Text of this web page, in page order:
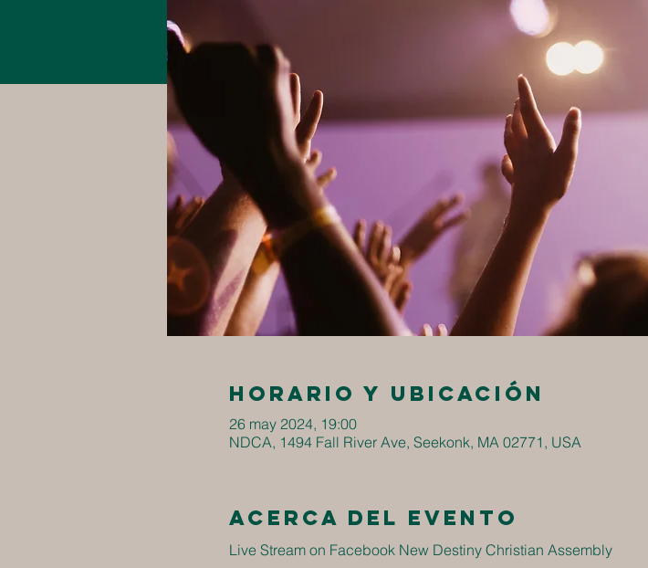
Horario y ubicación
26 may 2024, 19:00
NDCA, 1494 Fall River Ave, Seekonk, MA 02771, USA
Acerca del evento
Live Stream on Facebook New Destiny Christian Assembly